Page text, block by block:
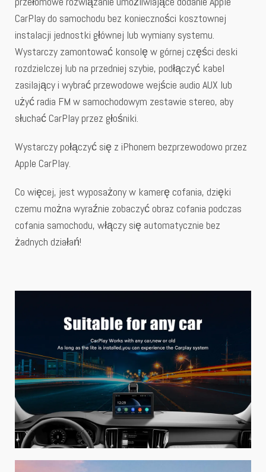
CarPlay do samochodu bez konieczności kosztownej
instalacji jednostki głównej lub wymiany systemu.
Wystarczy zamontować konsolę w górnej części deski
rozdzielczej lub na przedniej szybie, podłączyć kabel
zasilający i wybrać przewodowe wejście audio AUX lub
użyć radia FM w samochodowym zestawie stereo, aby
słuchać CarPlay przez głośniki.
Wystarczy połączyć się z iPhonem bezprzewodowo przez
Apple CarPlay.
Co więcej, jest wyposażony w kamerę cofania, dzięki
czemu można wyraźnie zobaczyć obraz cofania podczas
cofania samochodu, włączy się automatycznie bez
żadnych działań!